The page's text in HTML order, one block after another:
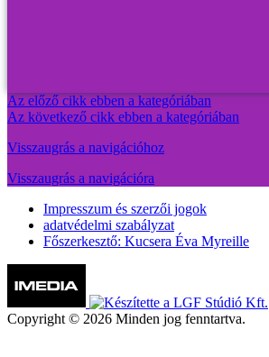
Az előző cikk ebben a kategóriában
Az következő cikk ebben a kategóriában
Visszaugrás a navigációhoz
Visszaugrás a navigációra
Impresszum és szerzői jogok
adatvédelmi szabályzat
Főszerkesztő: Kucsera Éva Myreille
Copyright © 2026 Minden jog fenntartva.